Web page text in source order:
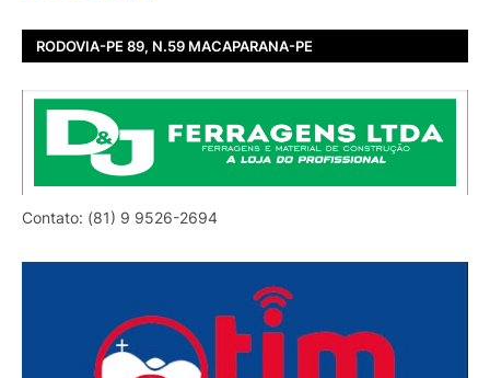
RODOVIA-PE 89, N.59 MACAPARANA-PE
Contato: (81) 9 9526-2694